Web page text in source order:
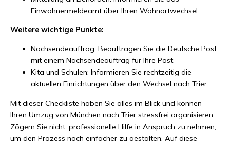
Einwohnermeldeamt über Ihren Wohnortwechsel.
Weitere wichtige Punkte:
Nachsendeauftrag: Beauftragen Sie die Deutsche Post
mit einem Nachsendeauftrag für Ihre Post.
Kita und Schulen: Informieren Sie rechtzeitig die
aktuellen Einrichtungen über den Wechsel nach Trier.
Mit dieser Checkliste haben Sie alles im Blick und können
Ihren Umzug von München nach Trier stressfrei organisieren.
Zögern Sie nicht, professionelle Hilfe in Anspruch zu nehmen,
um den Prozess noch einfacher zu gestalten. Auf diese